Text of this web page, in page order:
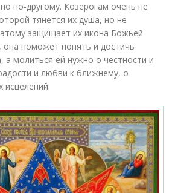
по-другому. Козерогам очень не
тянется их душа, но не
защищает их икона Божьей
поможет понять и достичь
а молиться ей нужно о честности и
и любви к ближнему, о
исцелений.